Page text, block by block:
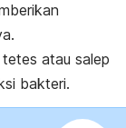
atau salep
bakteri.